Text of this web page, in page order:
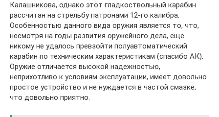
Калашникова, однако этот гладкоствольный карабин
рассчитан на стрельбу патронами 12-го калибра.
Особенностью данного вида оружия является то, что,
несмотря на годы развития оружейного дела, еще
никому не удалось превзойти полуавтоматический
карабин по техническим характеристикам (спасибо АК).
Оружие отличается высокой надежностью,
неприхотливо к условиям эксплуатации, имеет довольно
простое устройство и не нуждается в частой смазке,
что довольно приятно.